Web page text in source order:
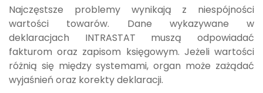
Najczęstsze problemy wynikają z niespójności
wartości towarów. Dane wykazywane w
deklaracjach INTRASTAT muszą odpowiadać
fakturom oraz zapisom księgowym. Jeżeli wartości
różnią się między systemami, organ może zażądać
wyjaśnień oraz korekty deklaracji.